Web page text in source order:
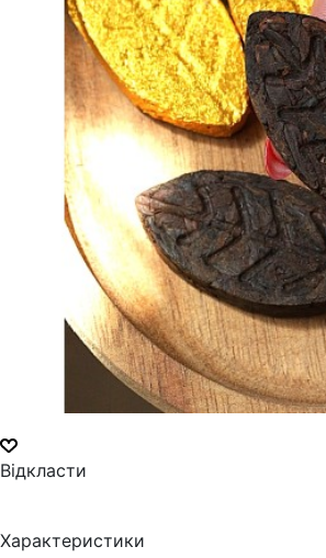
Відкласти
Характеристики